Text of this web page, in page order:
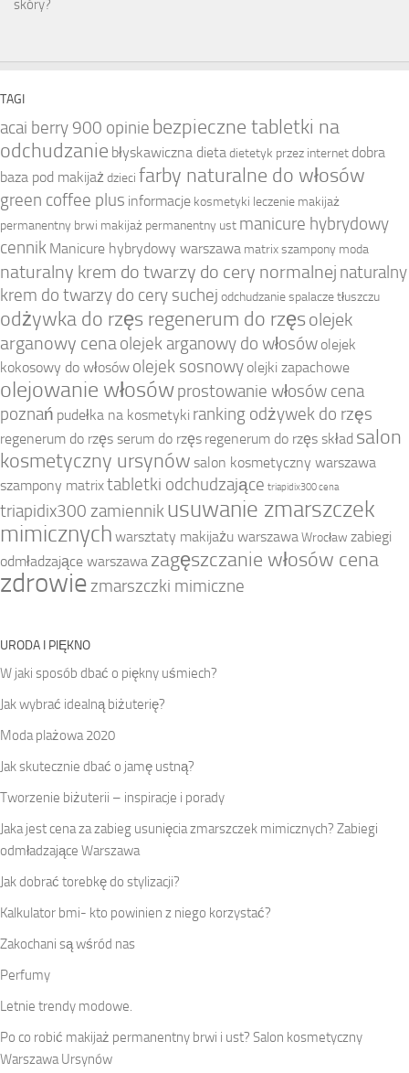
TAGI
acai berry 900 opinie bezpieczne tabletki na
odchudzanie błyskawiczna dieta dietetyk przez internet dobra
baza pod makijaż dzieci farby naturalne do włosów
green coffee plus informacje kosmetyki leczenie makijaż
permanentny brwi makijaż permanentny ust manicure hybrydowy
cennik Manicure hybrydowy warszawa matrix szampony moda
naturalny krem do twarzy do cery normalnej naturalny
krem do twarzy do cery suchej odchudzanie spalacze tłuszczu
odżywka do rzęs regenerum do rzęs olejek
arganowy cena olejek arganowy do włosów olejek
kokosowy do włosów olejek sosnowy olejki zapachowe
olejowanie włosówprostowanie włosów cena
poznań pudełka na kosmetyki ranking odżywek do rzęs
regenerum do rzęs serum do rzęs regenerum do rzęs skład salon
kosmetyczny ursynów salon kosmetyczny warszawa
szampony matrixtabletki odchudzające triapidix300 cena
triapidix300 zamiennikusuwanie zmarszczek
mimicznych warsztaty makijażu warszawa Wrocław zabiegi
odmładzające warszawa zagęszczanie włosów cena
zdrowiezmarszczki mimiczne
URODA I PIĘKNO
W jaki sposób dbać o piękny uśmiech?
Jak wybrać idealną biżuterię?
Moda plażowa 2020
Jak skutecznie dbać o jamę ustną?
Tworzenie biżuterii – inspiracje i porady
Jaka jest cena za zabieg usunięcia zmarszczek mimicznych? Zabiegi
odmładzające Warszawa
Jak dobrać torebkę do stylizacji?
Kalkulator bmi- kto powinien z niego korzystać?
Zakochani są wśród nas
Perfumy
Letnie trendy modowe.
Po co robić makijaż permanentny brwi i ust? Salon kosmetyczny
Warszawa Ursynów